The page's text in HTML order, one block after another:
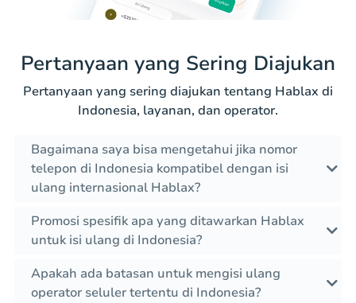
Pertanyaan yang Sering Diajukan
Pertanyaan yang sering diajukan tentang Hablax di
Indonesia, layanan, dan operator.
Bagaimana saya bisa mengetahui jika nomor
telepon di Indonesia kompatibel dengan isi
ulang internasional Hablax?
Promosi spesifik apa yang ditawarkan Hablax
untuk isi ulang di Indonesia?
Apakah ada batasan untuk mengisi ulang
operator seluler tertentu di Indonesia?